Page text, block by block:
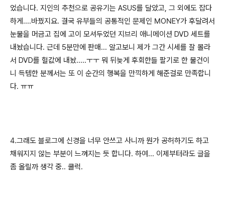
었습니다. 지인의 추천으로 공유기는 ASUS를 달았고, 그 외에도 잡다
하게....바꿨지요. 결국 유부들의 공통적인 문제인 MONEY가 후달려서
눈물을 머금고 집에 고이 모셔두었던 지브리 애니메이션 DVD 세트를
내놨습니다. 근데 5분만에 판매... 알고보니 제가 그간 시세를 잘 몰라
서 DVD를 헐값에 내놨.....ㅜㅜ 뭐 뒤늦게 후회한들 팔기로 한 물건이
니 득템한 분께서는 또 이 순간의 행복을 만끽하게 해준걸로 만족합니
다. ㅠㅠ
4.그래도 블로그에 신경을 너무 안쓰고 사니까 뭔가 공허하기도 하고
채워지지 않는 부분이 느껴지는 듯 합니다. 하여... 이제부터라도 글을
좀 올릴까 생각 중.. 쿨럭.